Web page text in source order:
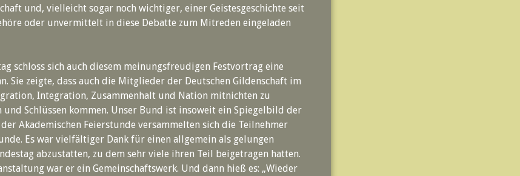
und, vielleicht sogar noch wichtiger, einer Geistesgeschichte seit
oder unvermittelt in diese Debatte zum Mitreden eingeladen
schloss sich auch diesem meinungsfreudigen Festvortrag eine
Sie zeigte, dass auch die Mitglieder der Deutschen Gildenschaft im
Integration, Zusammenhalt und Nation mitnichten zu
und Schlüssen kommen. Unser Bund ist insoweit ein Spiegelbild der
der Akademischen Feierstunde versammelten sich die Teilnehmer
Es war vielfältiger Dank für einen allgemein als gelungen
abzustatten, zu dem sehr viele ihren Teil beigetragen hatten.
war er ein Gemeinschaftswerk. Und dann hieß es: „Wieder